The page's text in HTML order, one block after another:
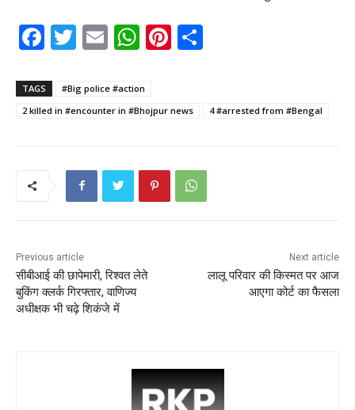
F
a
c
e
T
w
itt
er
E
m
ai
l
W
h
a
ts
p
p
Pi
nt
e e
TAGS
#Big police #action
2 killed in #encounter in #Bhojpur news
4 #arrested from #Bengal
Previous article
सीबीआई की छापेमारी, रिश्वत लेते
बुकिंग क्लर्क गिरफ्तार, वाणिज्य
अधीक्षक भी चढ़े शिकंजे में
Next article
लालू परिवार की किस्मत पर आज
आएगा कोर्ट का फैसला